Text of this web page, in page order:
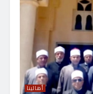
أهالينا